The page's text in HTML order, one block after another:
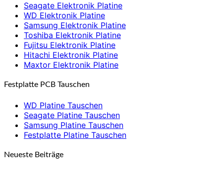
Seagate Elektronik Platine
WD Elektronik Platine
Samsung Elektronik Platine
Toshiba Elektronik Platine
Fujitsu Elektronik Platine
Hitachi Elektronik Platine
Maxtor Elektronik Platine
Festplatte PCB Tauschen
WD Platine Tauschen
Seagate Platine Tauschen
Samsung Platine Tauschen
Festplatte Platine Tauschen
Neueste Beiträge